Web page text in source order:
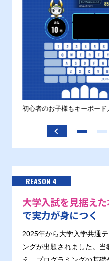
初心者のお子様もキーボード
REASON 4
大学入試を見据え
で実力が身につく
2025年から大学入学共通
ングが出題されました。